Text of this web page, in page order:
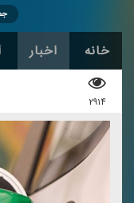
خانه اخبار
۲۹۱۴